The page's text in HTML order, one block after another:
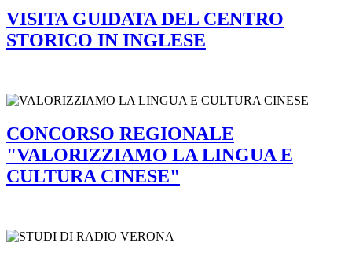
VISITA GUIDATA DEL CENTRO
STORICO IN INGLESE
CONCORSO REGIONALE
"VALORIZZIAMO LA LINGUA E
CULTURA CINESE"